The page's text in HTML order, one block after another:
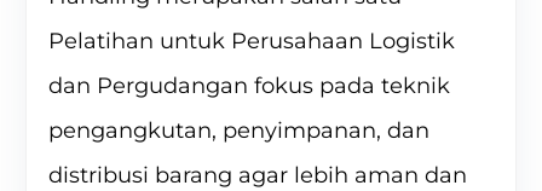
Pelatihan untuk Perusahaan Logistik
dan Pergudangan fokus pada teknik
pengangkutan, penyimpanan, dan
distribusi barang agar lebih aman dan